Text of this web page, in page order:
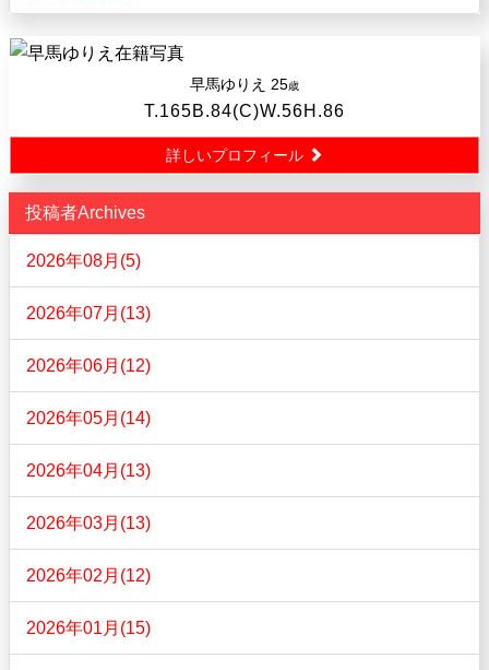
早馬ゆりえ 25歳
T.165B.84(C)W.56H.86
詳しいプロフィール
投稿者Archives
2026年08月(5)
2026年07月(13)
2026年06月(12)
2026年05月(14)
2026年04月(13)
2026年03月(13)
2026年02月(12)
2026年01月(15)